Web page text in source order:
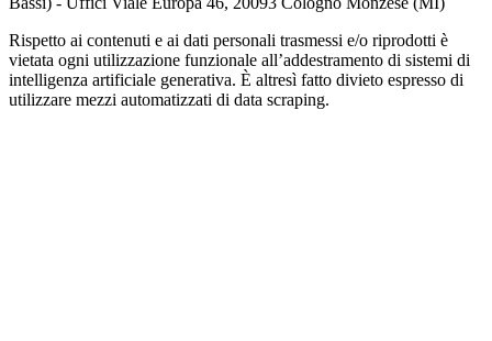
Rispetto ai contenuti e ai dati personali trasmessi e/o riprodotti è
vietata ogni utilizzazione funzionale all’addestramento di sistemi di
intelligenza artificiale generativa. È altresì fatto divieto espresso di
utilizzare mezzi automatizzati di data scraping.